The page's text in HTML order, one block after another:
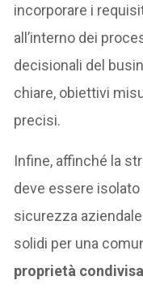
incorporare i
all’interno dei
decisionali del
chiare, obiettivi
precisi.
Infine, affinché la
deve essere isolato
sicurezza
solidi per una
proprietà